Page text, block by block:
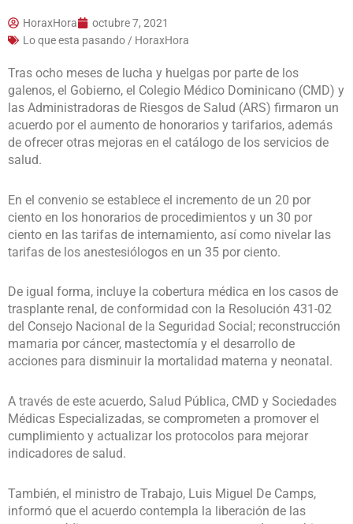
HoraxHora
octubre 7, 2021
Lo que esta pasando / HoraxHora
Tras ocho meses de lucha y huelgas por parte de los
galenos, el Gobierno, el Colegio Médico Dominicano (CMD) y
las Administradoras de Riesgos de Salud (ARS) firmaron un
acuerdo por el aumento de honorarios y tarifarios, además
de ofrecer otras mejoras en el catálogo de los servicios de
salud.
En el convenio se establece el incremento de un 20 por
ciento en los honorarios de procedimientos y un 30 por
ciento en las tarifas de internamiento, así como nivelar las
tarifas de los anestesiólogos en un 35 por ciento.
De igual forma, incluye la cobertura médica en los casos de
trasplante renal, de conformidad con la Resolución 431-02
del Consejo Nacional de la Seguridad Social; reconstrucción
mamaria por cáncer, mastectomía y el desarrollo de
acciones para disminuir la mortalidad materna y neonatal.
A través de este acuerdo, Salud Pública, CMD y Sociedades
Médicas Especializadas, se comprometen a promover el
cumplimiento y actualizar los protocolos para mejorar
indicadores de salud.
También, el ministro de Trabajo, Luis Miguel De Camps,
informó que el acuerdo contempla la liberación de las